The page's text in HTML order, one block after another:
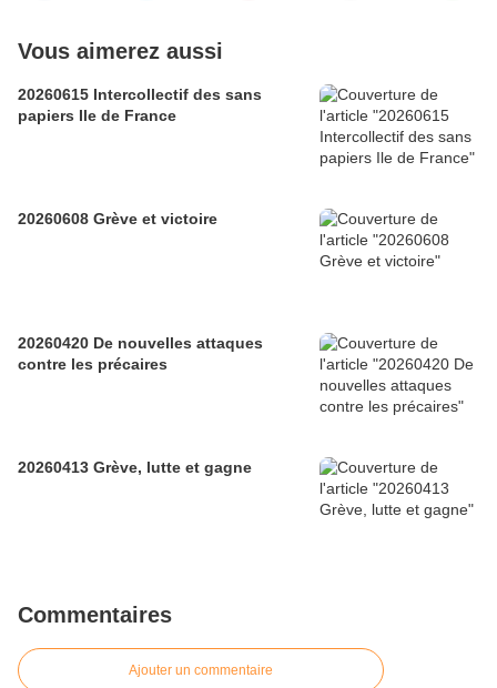
Vous aimerez aussi
20260615 Intercollectif des sans
papiers Ile de France
20260608 Grève et victoire
20260420 De nouvelles attaques
contre les précaires
20260413 Grève, lutte et gagne
Commentaires
Ajouter un commentaire